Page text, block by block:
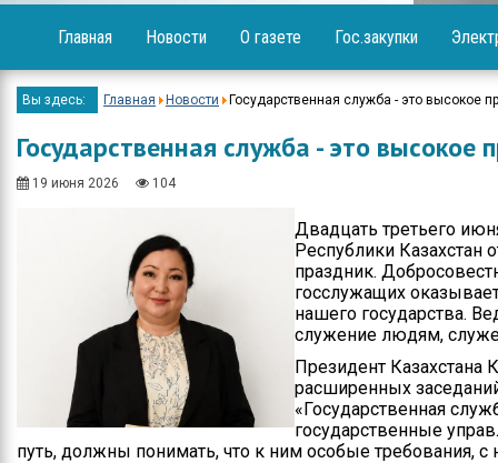
Главная
Новости
Образование
Спорт
Здравоохранение
Неотложка
В городском акимате
В городском
маслихате
О газете
Гос.закупки
Объявления
Годовые планы
Вы здесь: Главная Новости Государственная служба - это высокое
Государственная служба - это высокое
19 июня 2026 104
Двадцать третьего
Республики Казахстан
праздник.
госслужащих
нашего государства.
служение людям,
Президент
расширенных
«Государственная
государственные
путь, должны понимать, что к ним особые требования, с